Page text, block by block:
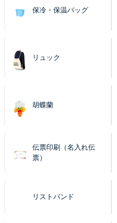
保冷・保温バッグ
リュック
胡蝶蘭
伝票印刷（名入れ伝
票）
リストバンド